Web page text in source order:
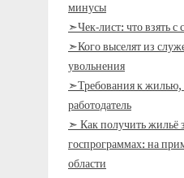
минусы
➣Чек-лист: что взять с
➣Кого выселят из
увольнения
➣Требования к жилью,
работодатель
➣ Как получить жильё
госпрограммах: на
области